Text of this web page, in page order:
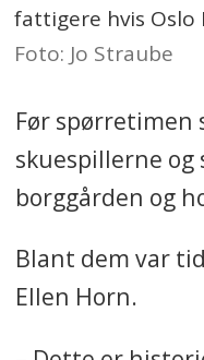
fattigere hvis Oslo
Foto: Jo Straube
Før spørretimen
skuespillerne
borggården og
Blant dem var
Ellen Horn.